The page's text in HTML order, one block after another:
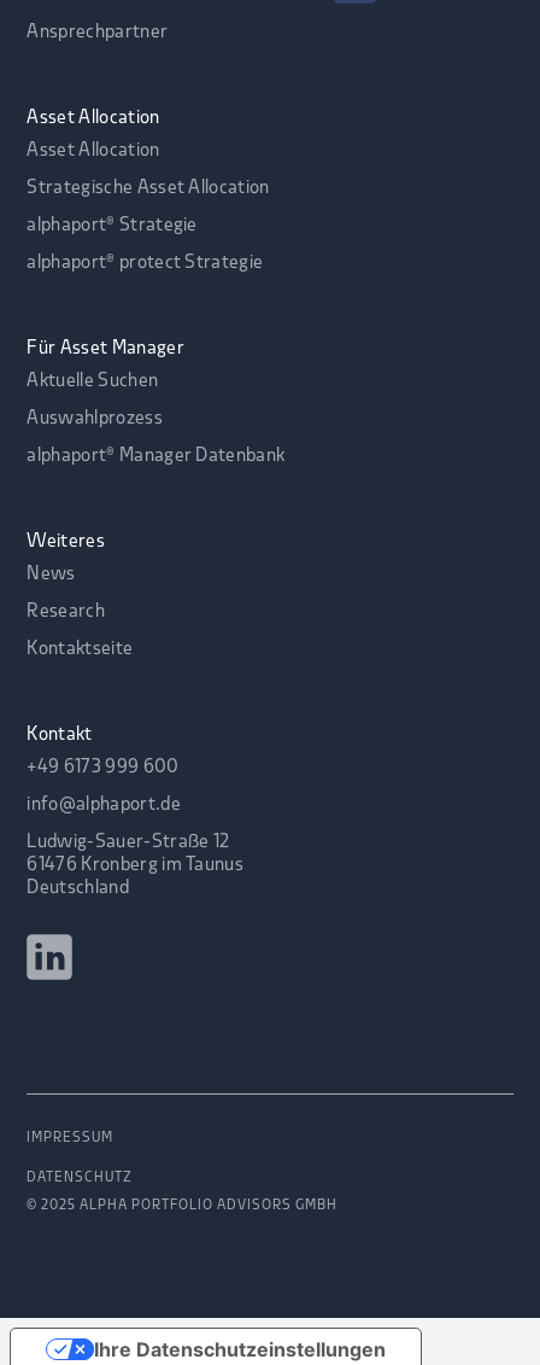
Ansprechpartner
Asset Allocation
Asset Allocation
Strategische Asset Allocation
alphaport® Strategie
alphaport® protect Strategie
Für Asset Manager
Aktuelle Suchen
Auswahlprozess
alphaport® Manager Datenbank
Weiteres
News
Research
Kontaktseite
Kontakt
+49 6173 999 600
info@alphaport.de
Ludwig-Sauer-Straße 12
61476 Kronberg im Taunus
Deutschland
IMPRESSUM
DATENSCHUTZ
© 2025 ALPHA PORTFOLIO ADVISORS GMBH
Ihre Datenschutzeinstellungen